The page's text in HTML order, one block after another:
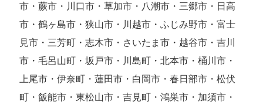
市・蕨市・川口市・草加市・八潮市・三郷市・日高
市・鶴ヶ島市・狭山市・川越市・ふじみ野市・富士
見市・三芳町・志木市・さいたま市・越谷市・吉川
市・毛呂山町・坂戸市・川島町・北本市・桶川市・
上尾市・伊奈町・蓮田市・白岡市・春日部市・松伏
町・飯能市・東松山市・吉見町・鴻巣市・加須市・